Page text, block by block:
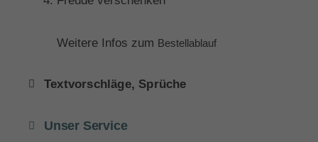
Weitere Infos zum Bestellablauf
Textvorschläge, Sprüche
Unser Service